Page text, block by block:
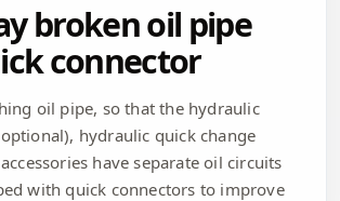
broken oil pipe
connector
oil pipe, so that the hydraulic
hydraulic quick change
have separate oil circuits
with quick connectors to improve